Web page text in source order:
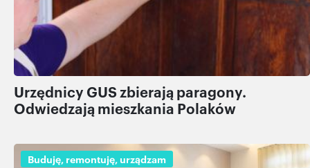
Urzędnicy GUS zbierają paragony.
Odwiedzają mieszkania Polaków
Buduję, remontuję, urządzam